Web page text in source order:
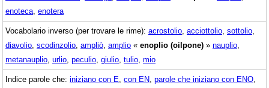
enoteca enotera
Vocabolario inverso (per trovare le rime): acrostolio acciottolio sottolio
diavolio scodinzolio ampliò amplio « enoplio (oilpone) » nauplio
metanauplio urlio peculio giulio tulio mio
Indice parole che: iniziano con E con EN parole che iniziano con ENO